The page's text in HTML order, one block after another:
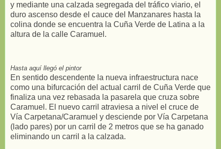
y mediante una calzada segregada del tráfico viario, el
duro ascenso desde el cauce del Manzanares hasta la
colina donde se encuentra la Cuña Verde de Latina a la
altura de la calle Caramuel.
Hasta aquí llegó el pintor
En sentido descendente la nueva infraestructura nace
como una bifurcación del actual carril de Cuña Verde que
finaliza una vez rebasada la pasarela que cruza sobre
Caramuel. El nuevo carril atraviesa a nivel el cruce de
Vía Carpetana/Caramuel y desciende por Vía Carpetana
(lado pares) por un carril de 2 metros que se ha ganado
eliminando un carril a la calzada.